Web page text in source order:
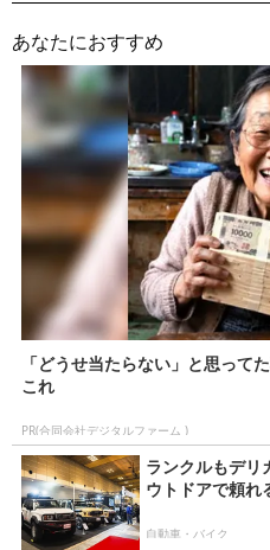
あなたにおすすめ
「どうせ当たらない」と思って
これ
PR(合同会社デジタルファーム )
ランクルもデ
ウトドアで頼れ
自動車・バイク